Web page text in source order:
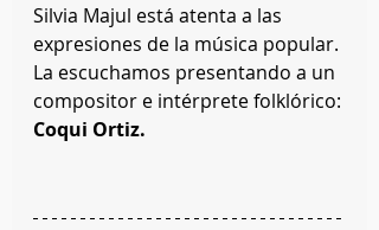
Silvia Majul está atenta a las
expresiones de la música popular.
La escuchamos presentando a un
compositor e intérprete folklórico:
Coqui Ortiz.